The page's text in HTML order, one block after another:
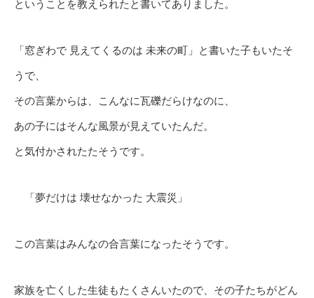
ということを教えられたと書いてありました。
「窓ぎわで 見えてくるのは 未来の町」と書いた子もいたそ
うで、
その言葉からは、こんなに瓦礫だらけなのに、
あの子にはそんな風景が見えていたんだ。
と気付かされたたそうです。
「夢だけは 壊せなかった 大震災」
この言葉はみんなの合言葉になったそうです。
家族を亡くした生徒もたくさんいたので、その子たちがどん